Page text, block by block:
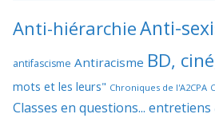
Anti-hiérarchieAnti-
antifascisme Antiracisme BD,
mots et les leurs" Chroniques de l'A2CPA
Classes en questions... entretiens